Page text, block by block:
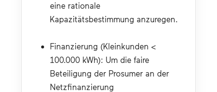
eine rationale
Kapazitätsbestimmung anzuregen.
Finanzierung (Kleinkunden <
100.000 kWh): Um die faire
Beteiligung der Prosumer an der
Netzfinanzierung